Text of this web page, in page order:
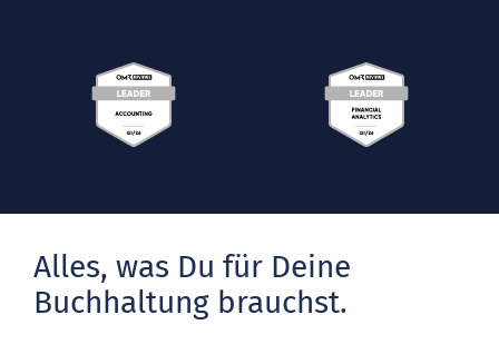
Alles, was Du für Deine
Buchhaltung brauchst.